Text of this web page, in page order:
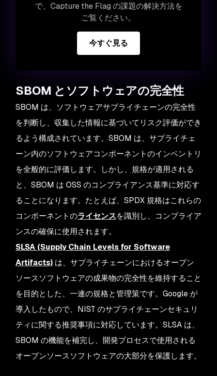
で、Capture the Flag の課題の解決方法を
ご覧ください。
今すぐ見る
SBOM とソフトウェアの完全性
SBOM は、ソフトウェアサプライチェーンの完全性
を判断し、収集した情報に基づいてリスク評価ができ
るよう構成されています。SBOM は、サプライチェ
ーン内のソフトウェアコンポーネントのインベントリ
を全般的に評価します。しかし、規格が適用される
と、SBOM は OSS のコンプライアンス基準に対応す
ることになります。たとえば、SPDX 規格はこれらの
コンポーネントのライセンスを識別し、コンプライア
ンスの確保に使用されます。
SLSA (Supply Chain Levels for Software
Artifacts) は、サプライチェーンにおけるオープン
ソースソフトウェアの成果物の完全性を維持すること
を目的とした、一連の規格と管理策です。Google が
導入したもので、NIST のサプライチェーンセキュリ
ティに関する推奨事項に対応しています。SLSA は、
SBOM の機能を補完し、開発プロセスで使用される
オープンソースソフトウェアの大部分を保護します。